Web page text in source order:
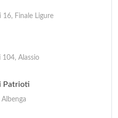
Finale Ligure
104, Alassio
Patrioti